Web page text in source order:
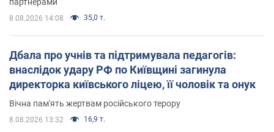
8.08.2026 14:08 35,0 т.
Дбала про учнів та підтримувала педагогів:
внаслідок удару РФ по Київщині загинула
директорка київського ліцею, її чоловік та онук
Вічна пам'ять жертвам російського терору
8.08.2026 13:32 16,9 т.